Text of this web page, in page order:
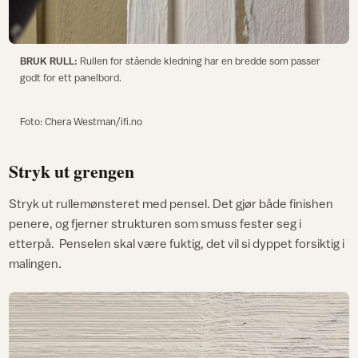
BRUK RULL: Rullen for stående kledning har en bredde som passer
godt for ett panelbord.
Foto: Chera Westman/ifi.no
Stryk ut grengen
Stryk ut rullemønsteret med pensel. Det gjør både finishen
penere, og fjerner strukturen som smuss fester seg i
etterpå. Penselen skal være fuktig, det vil si dyppet forsiktig i
malingen.